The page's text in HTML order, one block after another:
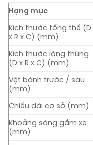
Hạng mục
Kích thước tổng thể (D
x R x C) (mm)
Kích thước lòng thùng
(D x R x C) (mm)
Vệt bánh trước / sau
(mm)
Chiều dài cơ sở (mm)
Khoảng sáng gầm xe
(mm)